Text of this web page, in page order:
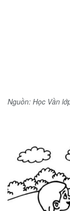
Nguồn: Học Vần